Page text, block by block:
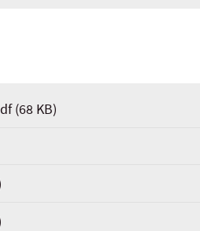
(68 KB)